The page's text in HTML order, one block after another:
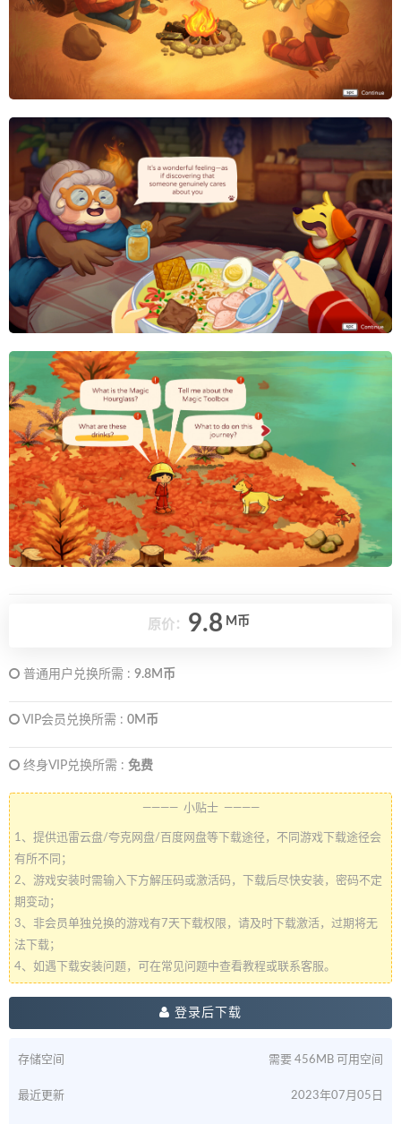
原价： 9.8 M币
普通用户兑换所需 : 9.8M币
VIP会员兑换所需 : 0M币
终身VIP兑换所需 : 免费
———— 小贴士 ————
1、提供迅雷云盘/夸克网盘/百度网盘等下载途径，不同游戏下载途径会
有所不同；
2、游戏安装时需输入下方解压码或激活码，下载后尽快安装，密码不定
期变动；
3、非会员单独兑换的游戏有7天下载权限，请及时下载激活，过期将无
法下载；
4、如遇下载安装问题，可在常见问题中查看教程或联系客服。
登录后下载
存储空间 需要 456MB 可用空间
最近更新 2023年07月05日